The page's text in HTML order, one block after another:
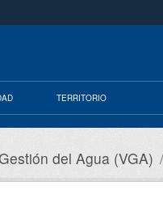
TERRITORIO
del Agua (VGA)